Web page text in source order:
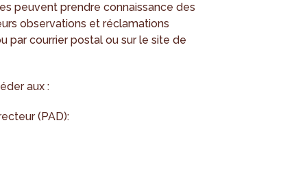
peuvent prendre connaissance des
observations et réclamations
par courrier postal ou sur le site de
aux :
(PAD):